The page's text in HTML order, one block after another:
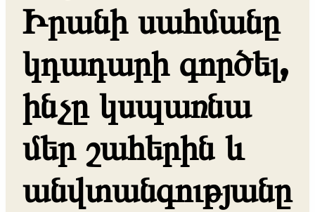
Իրանի սահմանը
կդադարի գործել,
ինչը կսպառնա
մեր շահերին և
անվտանգությանը